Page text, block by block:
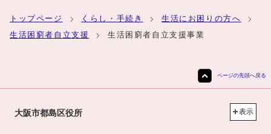
トップページ くらし・手続き
生活にお困りの方へ
生活困窮者自立支援
生活困窮者自立支援事業
ページの先頭へ戻る
大阪市都島区役所 表示